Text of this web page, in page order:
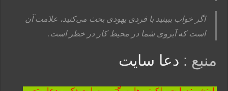
اگر خواب ببینید با فردی یهودی بحث می‌کنید، علامت آن
است که آبروی شما در محیط کار در خطر است.
منبع : دعا سایت